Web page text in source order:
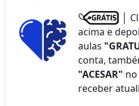
│
acima e
aulas
conta,
"ACESAR"
receber